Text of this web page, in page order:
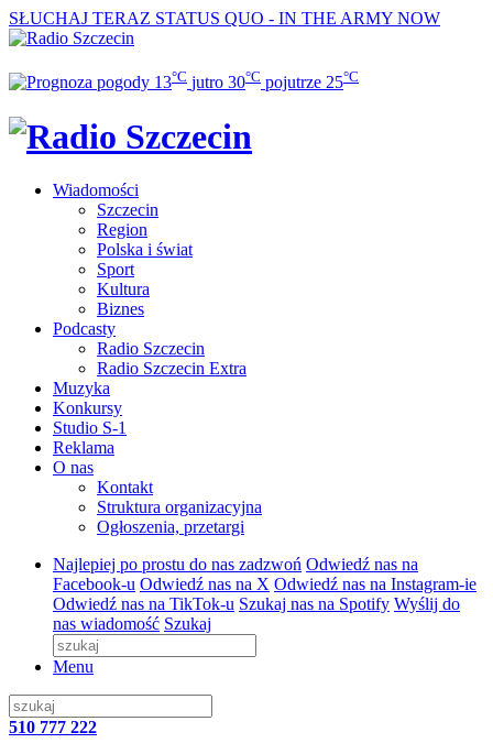
SŁUCHAJ TERAZ STATUS QUO - IN THE ARMY NOW
13°C jutro 30°C pojutrze 25°C
Wiadomości
Szczecin
Region
Polska i świat
Sport
Kultura
Biznes
Podcasty
Radio Szczecin
Radio Szczecin Extra
Muzyka
Konkursy
Studio S-1
Reklama
O nas
Kontakt
Struktura organizacyjna
Ogłoszenia, przetargi
Najlepiej po prostu do nas zadzwoń Odwiedź nas na
Facebook-u Odwiedź nas na X Odwiedź nas na Instagram-ie
Odwiedź nas na TikTok-u Szukaj nas na Spotify Wyślij do
nas wiadomość Szukaj
Menu
510 777 222